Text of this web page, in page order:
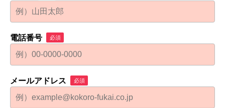
電話番号 必須
メールアドレス 必須